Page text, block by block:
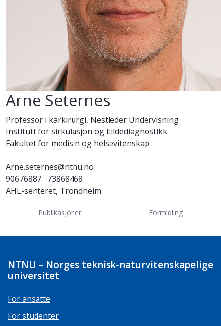
Arne Seternes
Professor i karkirurgi, Nestleder Undervisning
Institutt for sirkulasjon og bildediagnostikk
Fakultet for medisin og helsevitenskap
Arne.seternes@ntnu.no
90676887 73868468
AHL-senteret, Trondheim
Publikasjoner Formidling
NTNU – Norges teknisk-naturvitenskapelige
universitet
For ansatte
For studenter